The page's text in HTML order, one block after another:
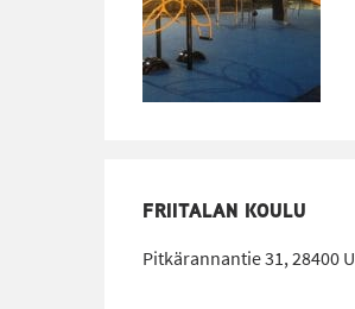
FRIITALAN KOULU
Pitkärannantie 31, 28400